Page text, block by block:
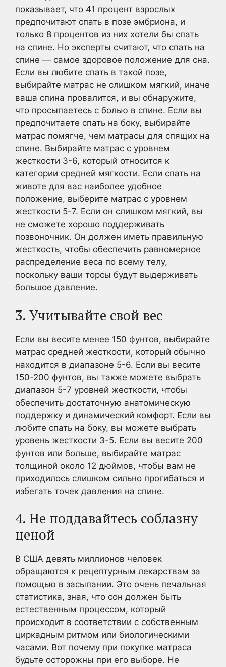
показывает, что 41 процент взрослых
предпочитают спать в позе эмбриона, и
только 8 процентов из них хотели бы спать
на спине. Но эксперты считают, что спать на
спине — самое здоровое положение для сна.
Если вы любите спать в такой позе,
выбирайте матрас не слишком мягкий, иначе
ваша спина провалится, и вы обнаружите,
что просыпаетесь с болью в спине. Если вы
предпочитаете спать на боку, выбирайте
матрас помягче, чем матрасы для спящих на
спине. Выбирайте матрас с уровнем
жесткости 3-6, который относится к
категории средней мягкости. Если спать на
животе для вас наиболее удобное
положение, выберите матрас с уровнем
жесткости 5-7. Если он слишком мягкий, вы
не сможете хорошо поддерживать
позвоночник. Он должен иметь правильную
жесткость, чтобы обеспечить равномерное
распределение веса по всему телу,
поскольку ваши торсы будут выдерживать
большое давление.
3. Учитывайте свой вес
Если вы весите менее 150 фунтов, выбирайте
матрас средней жесткости, который обычно
находится в диапазоне 5-6. Если вы весите
150-200 фунтов, вы также можете выбрать
диапазон 5-7 уровней жесткости, чтобы
обеспечить достаточную анатомическую
поддержку и динамический комфорт. Если вы
любите спать на боку, вы можете выбрать
уровень жесткости 3-5. Если вы весите 200
фунтов или больше, выбирайте матрас
толщиной около 12 дюймов, чтобы вам не
приходилось слишком сильно прогибаться и
избегать точек давления на спине.
4. Не поддавайтесь соблазну
ценой
В США девять миллионов человек
обращаются к рецептурным лекарствам за
помощью в засыпании. Это очень печальная
статистика, зная, что сон должен быть
естественным процессом, который
происходит в соответствии с собственным
циркадным ритмом или биологическими
часами. Вот почему при покупке матраса
будьте осторожны при его выборе. Не